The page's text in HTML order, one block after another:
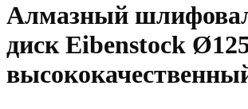
Алмазный
диск Eibenstock